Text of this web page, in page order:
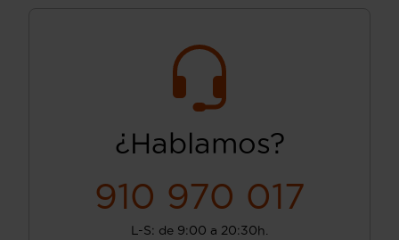
¿Hablamos?
910 970 017
L-S: de 9:00 a 20:30h.